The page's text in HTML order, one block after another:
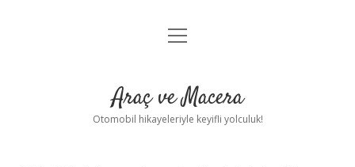
Anasayfa
Yasal Uyarı
menüyü
Araç ve Macera
Otomobil hikayeleriyle keyifli yolculuk!